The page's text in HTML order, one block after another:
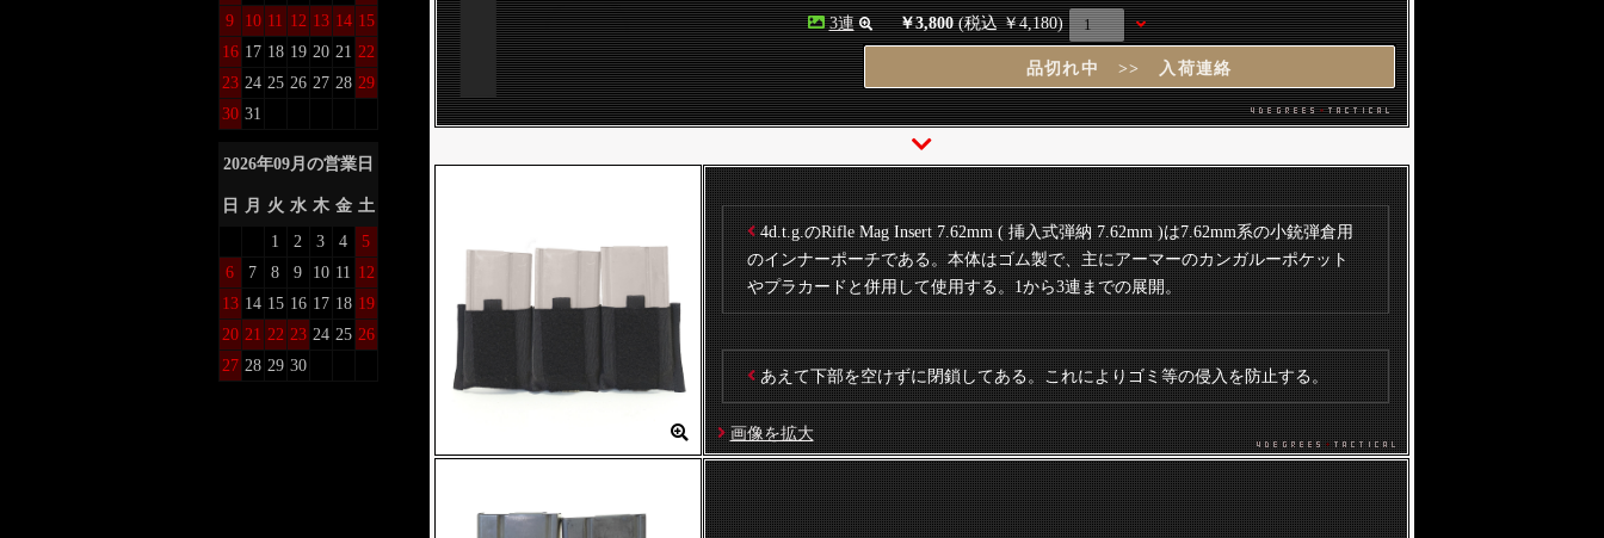
3連 ￥3,800(税込 ￥4,180)
品切れ中 >> 入荷連絡
4d.t.g.のRifle Mag Insert 7.62mm ( 挿入式弾納 7.62mm )は7.62mm系の小銃弾倉用
のインナーポーチである。本体はゴム製で、主にアーマーのカンガルーポケット
やプラカードと併用して使用する。1から3連までの展開。
あえて下部を空けずに閉鎖してある。これによりゴミ等の侵入を防止する。
画像を拡大
9
10 11 12 13 14 15
16 17 18 19 20 21 22
23 24 25 26 27 28 29
30 31
2026年09月の営業日
日 月 火 水 木 金 土
1
2 3 4
5
6
7 8 9 10 11 12
13 14 15 16 17 18 19
20 21 22 23 24 25 26
27 28 29 30